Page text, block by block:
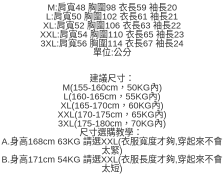
1.本服務係由「台灣大哥大股份有限公司」（以下簡稱本公司）所提供，讓
用戶於交易時，得透過本服務購買商品或服務，並由商店將買賣／分期付款
買賣價金債權讓與本公司後，依約使用本公司帳單繳交帳款。
2.基於同意付款使用「大哥付你分期」之契約關係目的，商店將以您的個人
資料（包含姓名、電話或地址）提供予台灣大哥大進項蒐集、處理及利用，
由本公司與您本人進行分期帳單所需資料之確認、核對及更正。
※ 請注意：結帳手續完成當下不需立刻繳費，但若您需要取消訂單，請聯絡
購買商品的店家。未經商家同意取消之訂單仍視為有效，需透過AFTEE先享
後付繳納相關費用。
※ 交易是否成功請以「AFTEE先享後付 」之結帳頁面顯示為準，若有關於
是否繳費成功／繳費後需取消欲退款等相關疑問，請聯繫「AFTEE先享後付
https://netprotections.freshdesk.com/support/home
１．透過由恩沛科技股份有限公司提供之「AFTEE先享後付」服務完成之交
易，需依本服務之必要範圍內提供個人資料，並將交易相關給付款項請求債
權轉讓予恩沛科技股份有限公司。
２．關於個人資料處理事宜，請瀏覽以下網址：
https://aftee.tw/terms/#terms3
３．未成年的使用者請事先徵得法定代理人或監護人之同意方可使用
「AFTEE先享後付」，若未經同意申辦者引起之損失，本公司不負相關責
任。
４．使用「AFTEE先享後付」時，將依據個別帳號之用戶狀況，依本公司即
時審查核予不同之上限額度；若仍有額度不足之情形，本公司將視審查結果
7-11取貨付款
每筆NT$45，滿NT$499(含以上)免運費
付款 後7-11取貨
每筆NT$45，滿NT$499(含以上)免運費
每筆NT$70，滿NT$499(含以上)免運費
M:肩寬48 胸圍98 衣長59 袖長20
L:肩寬50 胸圍102 衣長61 袖長21
XL:肩寬52 胸圍106 衣長63 袖長22
XXL:肩寬54 胸圍110 衣長65 袖長23
3XL:肩寬56 胸圍114 衣長67 袖長24
單位:公分
建議尺寸：
M(155-160cm，50KG內)
L(160-165cm，55KG內)
XL(165-170cm，60KG內)
XXL(170-175cm，65KG內)
3XL(175-180cm，70KG內)
尺寸選購教學：
A.身高168cm 63KG 請選XXL(衣服寬度才夠,穿起來不會
太緊)
B.身高171cm 54KG 請選XXL(衣服長度才夠,穿起來不會
太短)